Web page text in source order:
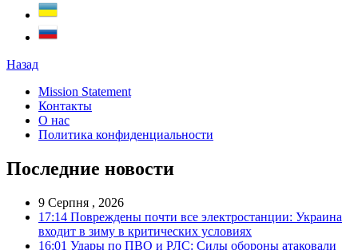
Назад
Mission Statement
Контакты
О нас
Политика конфиденциальности
Последние новости
9 Серпня , 2026
17:14 Повреждены почти все электростанции: Украина
входит в зиму в критических условиях
16:01 Удары по ПВО и РЛС: Силы обороны атаковали